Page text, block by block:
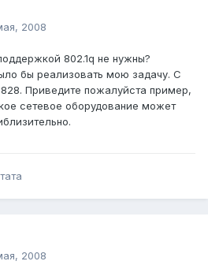
2008
802.1q не нужны?
бы реализовать мою задачу. С
Приведите пожалуйста пример,
сетевое оборудование может
2008